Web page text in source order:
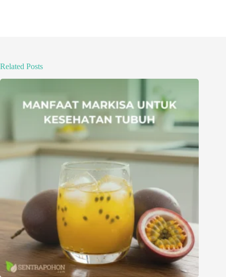
Related Posts